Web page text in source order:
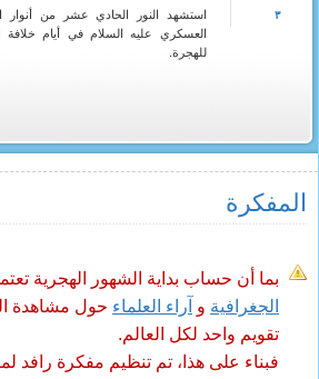
٣
استشهد النور الحادي عشر من أنوار
للهجرة.
المفکرة
بما أن حساب بداية الشهور الهجرية
الجغرافية و آراء العلماء حول مشاهدة
تقويم واحد لكل العالم.
فبناء على هذا، تم تنظيم مفكرة رافد